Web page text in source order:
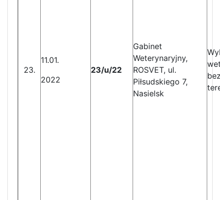
11.01.
2022
23/u/22
Gabinet
Weterynaryjny,
ROSVET, ul.
Piłsudskiego 7,
Nasielsk